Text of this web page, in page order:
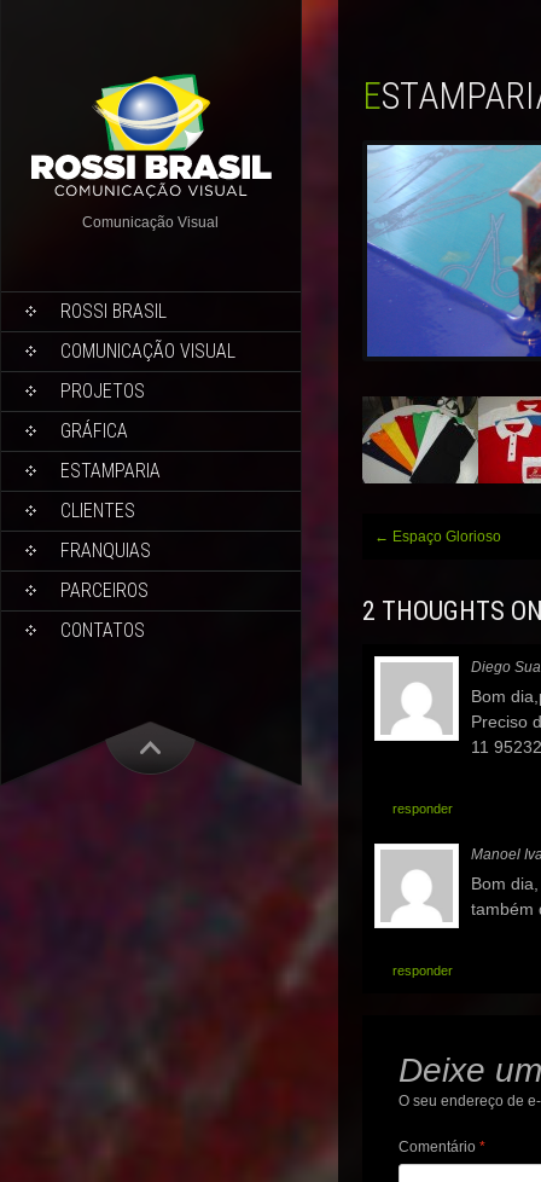
Comunicação Visual
ROSSI BRASIL
COMUNICAÇÃO VISUAL
PROJETOS
GRÁFICA
ESTAMPARIA
CLIENTES
FRANQUIAS
PARCEIROS
CONTATOS
Post
← Espaço Glorioso
2 THOUGHTS
Diego
Bom
Preciso
11
responder
Manoel
Bom
também
responder
Deixe
O seu endereço de
Comentário *